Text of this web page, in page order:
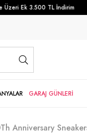
Ek 3.500 TL İndirim
GARAJ GÜNLERİ
Anniversary